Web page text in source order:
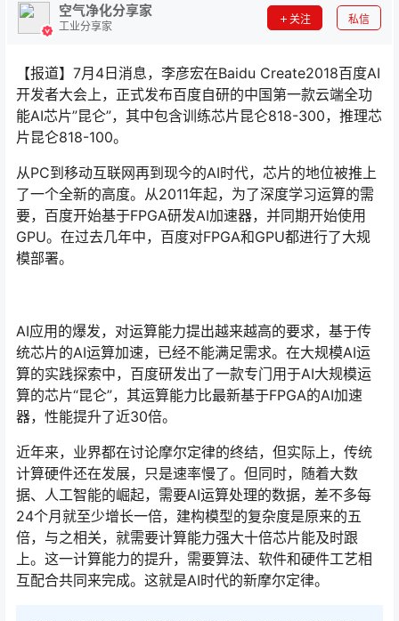
空气净化分享家
工业分享家
关注 私信
【报道】7月4日消息，李彦宏在Baidu Create2018百度AI
开发者大会上，正式发布百度自研的中国第一款云端全功
能AI芯片”昆仑”，其中包含训练芯片昆仑818-300，推理芯
片昆仑818-100。
从PC到移动互联网再到现今的AI时代，芯片的地位被推上
了一个全新的高度。从2011年起，为了深度学习运算的需
要，百度开始基于FPGA研发AI加速器，并同期开始使用
GPU。在过去几年中，百度对FPGA和GPU都进行了大规
模部署。
AI应用的爆发，对运算能力提出越来越高的要求，基于传
统芯片的AI运算加速，已经不能满足需求。在大规模AI运
算的实践探索中，百度研发出了一款专门用于AI大规模运
算的芯片“昆仑”，其运算能力比最新基于FPGA的AI加速
器，性能提升了近30倍。
近年来，业界都在讨论摩尔定律的终结，但实际上，传统
计算硬件还在发展，只是速率慢了。但同时，随着大数
据、人工智能的崛起，需要AI运算处理的数据，差不多每
24个月就至少增长一倍，建构模型的复杂度是原来的五
倍，与之相关，就需要计算能力强大十倍芯片能及时跟
上。这一计算能力的提升，需要算法、软件和硬件工艺相
互配合共同来完成。这就是AI时代的新摩尔定律。